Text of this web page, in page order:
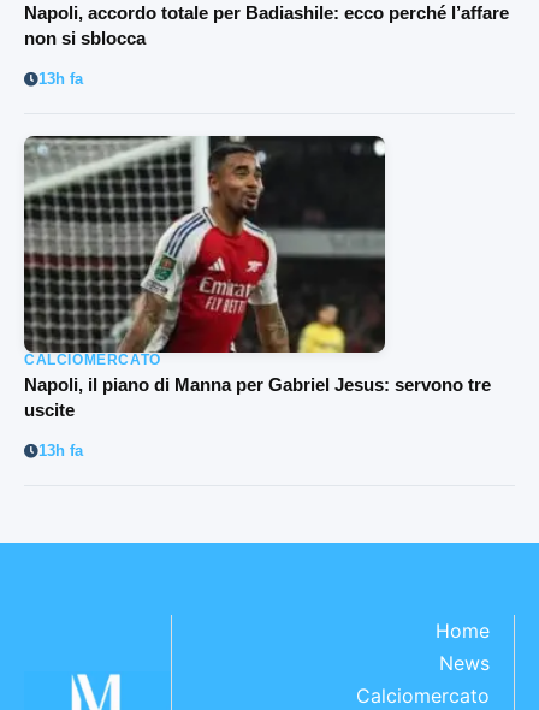
Napoli, accordo totale per Badiashile: ecco perché l’affare
non si sblocca
13h fa
CALCIOMERCATO
Napoli, il piano di Manna per Gabriel Jesus: servono tre
uscite
13h fa
Home
News
Calciomercato